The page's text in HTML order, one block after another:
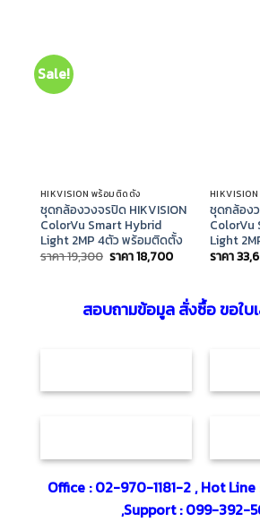
Sale!
HIKVISION พร้อมติดตั้ง
ชุดกล้องวงจรปิด HIKVISION
ColorVu Smart Hybrid
Light 2MP 4ตัว พร้อมติดตั้ง
ราคา19,300 Original
19,300.
ราคา18,700Current
18,700.
ชุดกล้อง
ColorVu
Light
ราคา
สอบถามข้อมูล สั่งซื้อ ขอใบ
Office : 02-970-1181-2 , Hot
,Support : 099-392-